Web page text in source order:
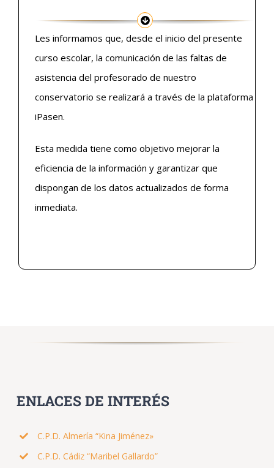
Les informamos que, desde el inicio del presente
curso escolar, la comunicación de las faltas de
asistencia del profesorado de nuestro
conservatorio se realizará a través de la plataforma
iPasen.
Esta medida tiene como objetivo mejorar la
eficiencia de la información y garantizar que
dispongan de los datos actualizados de forma
inmediata.
ENLACES DE INTERÉS
C.P.D. Almería “Kina Jiménez»
C.P.D. Cádiz “Maribel Gallardo”